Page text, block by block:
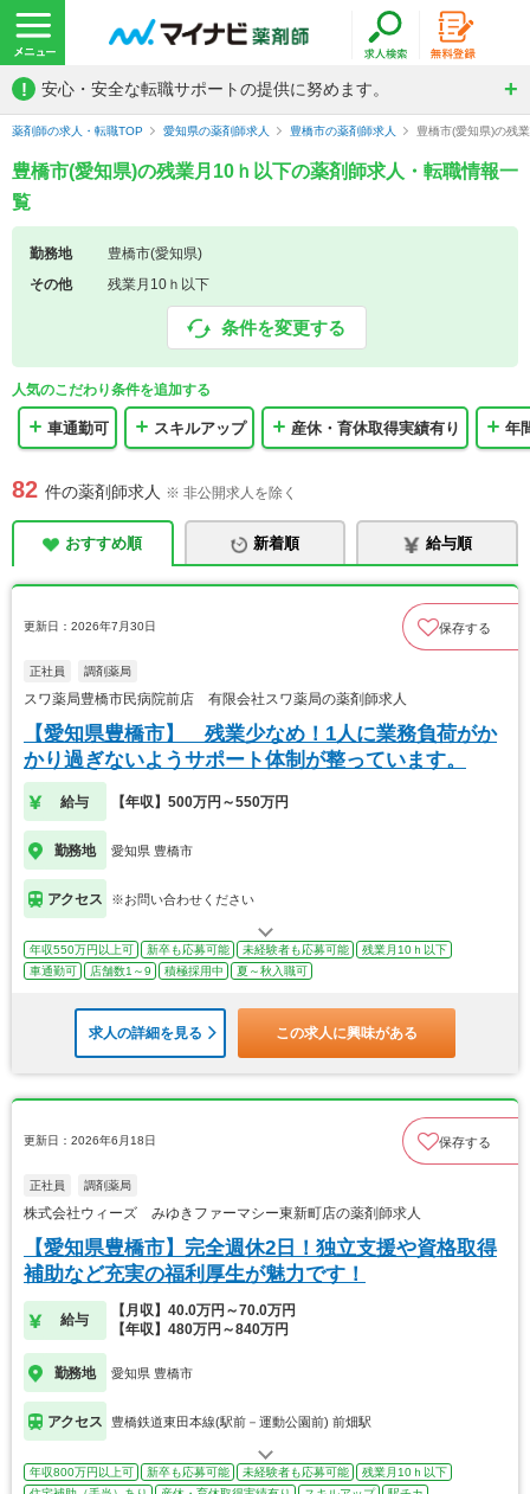
! 安心・安全な転職サポートの提供に努めます。
薬剤師の求人・転職TOP 愛知県の薬剤師求人 豊橋市の薬剤師求人 豊橋市(愛知県)の残
豊橋市(愛知県)の残業月10ｈ以下の薬剤師求人・転職情報一
覧
勤務地
豊橋市(愛知県)
その他
残業月10ｈ以下
条件を変更する
人気のこだわり条件を追加する
車通勤可 スキルアップ 産休・育休取得実績有り 年
82 件の薬剤師求人 ※ 非公開求人を除く
おすすめ順 新着順 給与順
更新日：2026年7月30日 保存する
正社員 調剤薬局
スワ薬局豊橋市民病院前店 有限会社スワ薬局の薬剤師求人
【愛知県豊橋市】 残業少なめ！1人に業務負荷がか
かり過ぎないようサポート体制が整っています。
給与 【年収】500万円～550万円
勤務地 愛知県 豊橋市
アクセス ※お問い合わせください
年収550万円以上可 新卒も応募可能 未経験者も応募可能
残業月10ｈ以下
車通勤可
店舗数1～9 積極採用中 夏～秋入職可
求人の詳細を見る この求人に興味がある
更新日：2026年6月18日 保存する
正社員 調剤薬局
株式会社ウィーズ みゆきファーマシー東新町店の薬剤師求人
【愛知県豊橋市】完全週休2日！独立支援や資格取得
補助など充実の福利厚生が魅力です！
給与
【月収】40.0万円～70.0万円
【年収】480万円～840万円
勤務地 愛知県 豊橋市
アクセス 豊橋鉄道東田本線(駅前－運動公園前) 前畑駅
年収800万円以上可 新卒も応募可能 未経験者も応募可能
残業月10ｈ以下